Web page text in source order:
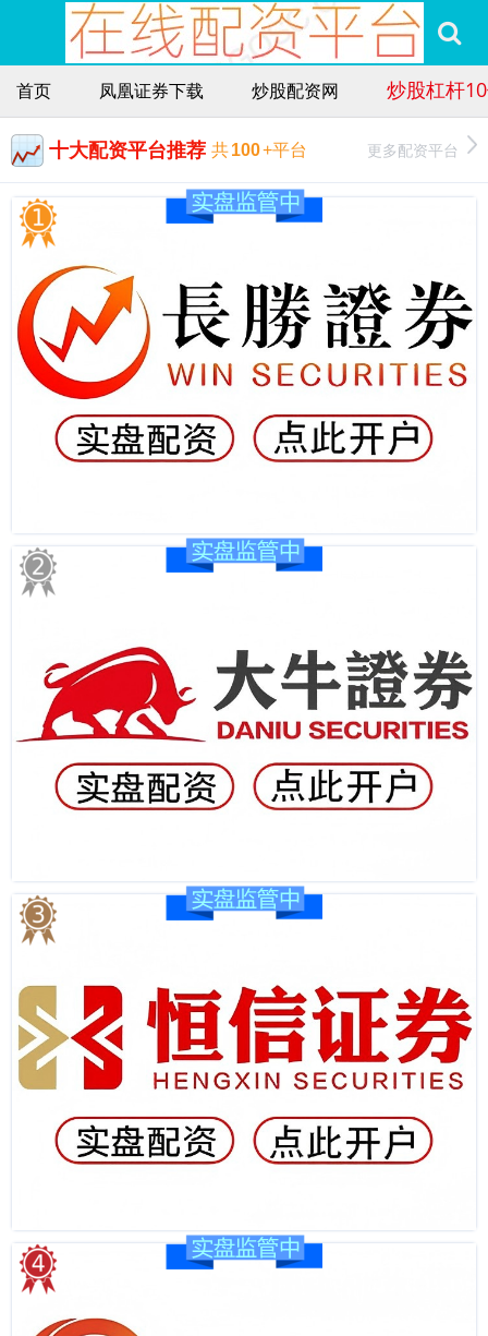
首页 凤凰证券下载 炒股配资网 炒股杠杆
十大配资平台推荐 共100+平台 更多配资平台